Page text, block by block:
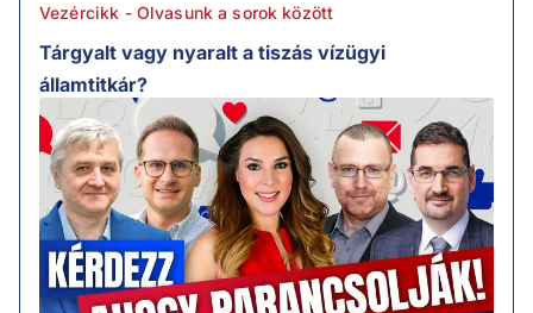
Vezércikk - Olvasunk a sorok között
Tárgyalt vagy nyaralt a tiszás vízügyi
államtitkár?